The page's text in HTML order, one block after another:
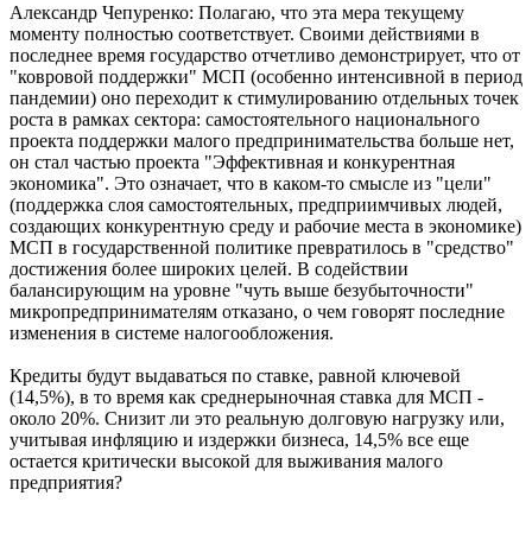
Александр Чепуренко: Полагаю, что эта мера текущему
моменту полностью соответствует. Своими действиями в
последнее время государство отчетливо демонстрирует, что от
"ковровой поддержки" МСП (особенно интенсивной в период
пандемии) оно переходит к стимулированию отдельных точек
роста в рамках сектора: самостоятельного национального
проекта поддержки малого предпринимательства больше нет,
он стал частью проекта "Эффективная и конкурентная
экономика". Это означает, что в каком-то смысле из "цели"
(поддержка слоя самостоятельных, предприимчивых людей,
создающих конкурентную среду и рабочие места в экономике)
МСП в государственной политике превратилось в "средство"
достижения более широких целей. В содействии
балансирующим на уровне "чуть выше безубыточности"
микропредпринимателям отказано, о чем говорят последние
изменения в системе налогообложения.
Кредиты будут выдаваться по ставке, равной ключевой
(14,5%), в то время как среднерыночная ставка для МСП -
около 20%. Снизит ли это реальную долговую нагрузку или,
учитывая инфляцию и издержки бизнеса, 14,5% все еще
остается критически высокой для выживания малого
предприятия?